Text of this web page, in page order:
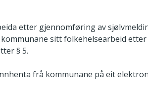
etter gjennomføring av
sitt folkehelsearbeid
§ 5.
frå kommunane på eit